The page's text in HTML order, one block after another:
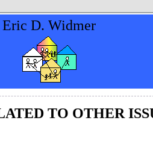
Eric D. Widmer
TO OTHER